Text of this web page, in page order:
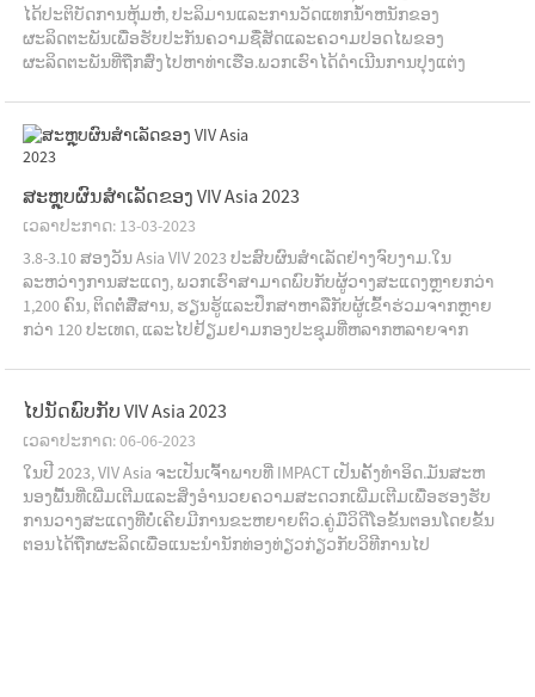
ໄດ້ປະຕິບັດການຫຸ້ມຫໍ່, ປະລິມານແລະການວັດແທກນ້ໍາຫນັກຂອງ
ຜະລິດຕະພັນເພື່ອຮັບປະກັນຄວາມຊື່ສັດແລະຄວາມປອດໄພຂອງ
ຜະລິດຕະພັນທີ່ຖືກສົ່ງໄປຫາທ່າເຮືອ.ພວກເຮົາໄດ້ດໍາເນີນການປຸງແຕ່ງ
ສະຫຼຸບຜົນສຳເລັດຂອງ VIV Asia 2023
ເວລາປະກາດ: 13-03-2023
3.8-3.10 ສອງວັນ Asia VIV 2023 ປະສົບຜົນສໍາເລັດຢ່າງຈົບງາມ.ໃນ
ລະຫວ່າງການສະແດງ, ພວກເຮົາສາມາດພົບກັບຜູ້ວາງສະແດງຫຼາຍກວ່າ
1,200 ຄົນ, ຕິດຕໍ່ສື່ສານ, ຮຽນຮູ້ແລະປຶກສາຫາລືກັບຜູ້ເຂົ້າຮ່ວມຈາກຫຼາຍ
ກວ່າ 120 ປະເທດ, ແລະໄປຢ້ຽມຢາມກອງປະຊຸມທີ່ຫລາກຫລາຍຈາກ
ໄປນັດພົບກັບ VIV Asia 2023
ເວລາປະກາດ: 06-06-2023
ໃນປີ 2023, VIV Asia ຈະເປັນເຈົ້າພາບທີ່ IMPACT ເປັນຄັ້ງທໍາອິດ.ມັນສະຫ
ນອງພື້ນທີ່ເພີ່ມເຕີມແລະສິ່ງອໍານວຍຄວາມສະດວກເພີ່ມເຕີມເພື່ອຮອງຮັບ
ການວາງສະແດງທີ່ບໍ່ເຄີຍມີການຂະຫຍາຍຕົວ.ຄູ່ມືວິດີໂອຂັ້ນຕອນໂດຍຂັ້ນ
ຕອນໄດ້ຖືກຜະລິດເພື່ອແນະນໍານັກທ່ອງທ່ຽວກ່ຽວກັບວິທີການໄປ